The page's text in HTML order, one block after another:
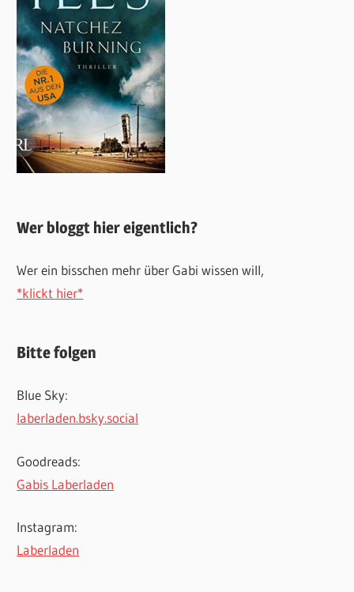
Wer bloggt hier eigentlich?
Wer ein bisschen mehr über Gabi wissen will,
*klickt hier*
Bitte folgen
Blue Sky:
laberladen.bsky.social
Goodreads:
Gabis Laberladen
Instagram:
Laberladen